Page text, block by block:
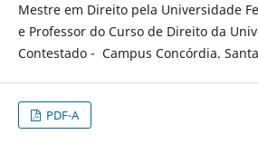
Mestre em Direito pela Universidade
e Professor do Curso de Direito da
Contestado - Campus Concórdia.
PDF-A